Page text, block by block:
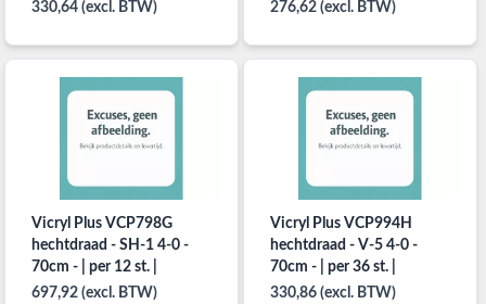
330,64 (excl. BTW)
276,62 (excl. BTW)
Vicryl Plus VCP798G
hechtdraad - SH-1 4-0 -
70cm - | per 12 st. |
697,92 (excl. BTW)
Vicryl Plus VCP994H
hechtdraad - V-5 4-0 -
70cm - | per 36 st. |
330,86 (excl. BTW)